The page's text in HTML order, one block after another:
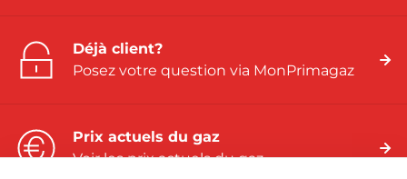
Déjà client?
Posez votre question via MonPrimagaz
Prix actuels du gaz
Voir les prix actuels du gaz